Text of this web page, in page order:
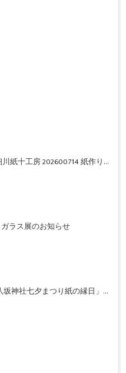
kamito works 細川紙十工房 202600714 紙作り体験会 vol.6 アルバム
ガラス展のお知らせ
第５回「細川八坂神社七夕まつり紙の縁日」開催のご報告